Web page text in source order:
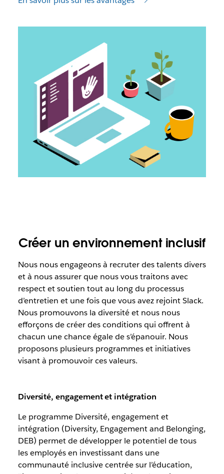
Créer un environnement inclusif
Nous nous engageons à recruter des talents divers
et à nous assurer que nous vous traitons avec
respect et soutien tout au long du processus
d’entretien et une fois que vous avez rejoint Slack.
Nous promouvons la diversité et nous nous
efforçons de créer des conditions qui offrent à
chacun une chance égale de s’épanouir. Nous
proposons plusieurs programmes et initiatives
visant à promouvoir ces valeurs.
Diversité, engagement et intégration
Le programme Diversité, engagement et
intégration (Diversity, Engagement and Belonging,
DEB) permet de développer le potentiel de tous
les employés en investissant dans une
communauté inclusive centrée sur l’éducation,